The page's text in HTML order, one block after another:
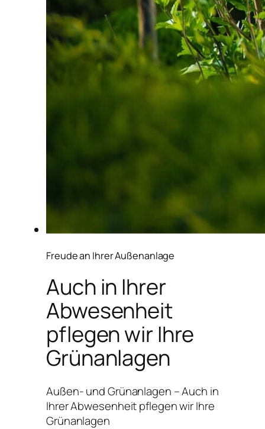
Freude an Ihrer Außenanlage
Auch in Ihrer
Abwesenheit
pflegen wir Ihre
Grünanlagen
Außen- und Grünanlagen – Auch in
Ihrer Abwesenheit pflegen wir Ihre
Grünanlagen